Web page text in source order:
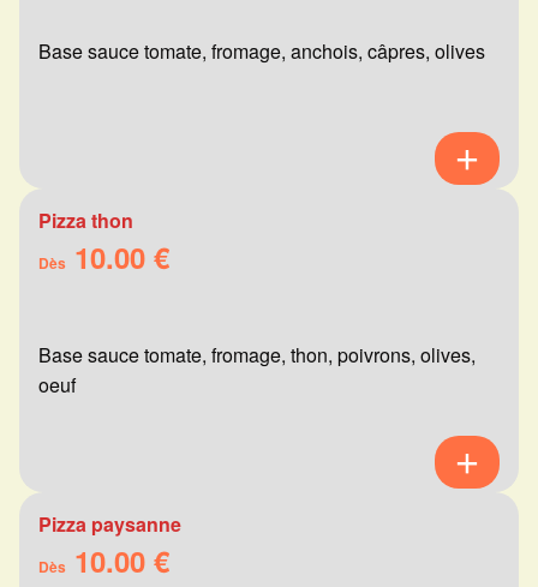
Base sauce tomate, fromage, anchois, câpres, olives
Pizza thon
Dès 10.00 €
Base sauce tomate, fromage, thon, poivrons, olives,
oeuf
Pizza paysanne
Dès 10.00 €